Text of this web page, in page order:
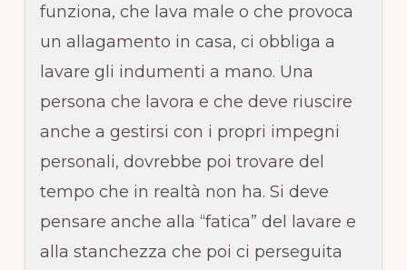
funziona, che lava male o che provoca
un allagamento in casa, ci obbliga a
lavare gli indumenti a mano. Una
persona che lavora e che deve riuscire
anche a gestirsi con i propri impegni
personali, dovrebbe poi trovare del
tempo che in realtà non ha. Si deve
pensare anche alla “fatica” del lavare e
alla stanchezza che poi ci perseguita